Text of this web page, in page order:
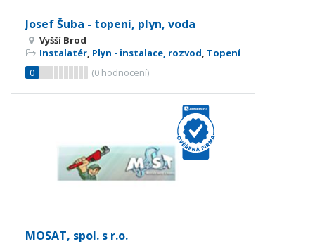
Josef Šuba - topení, plyn, voda
Vyšší Brod
Instalatér, Plyn - instalace, rozvod, Topení
0
(0 hodnocení)
MOSAT, spol. s r.o.